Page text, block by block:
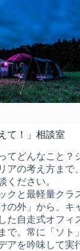
て！」相談室
てどんなこと？
アの考え方まで
ください。
クと最軽量クラ
の外」から、キ
た自走式オフィ
で。常に「ソト
アを吟味して実